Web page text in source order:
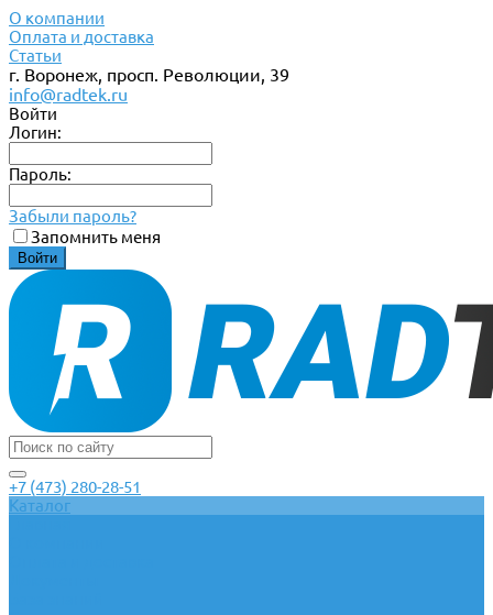
О компании
Оплата и доставка
Статьи
г. Воронеж, просп. Революции, 39
info@radtek.ru
Войти
Логин:
Пароль:
Забыли пароль?
Запомнить меня
+7 (473) 280-28-51
Каталог